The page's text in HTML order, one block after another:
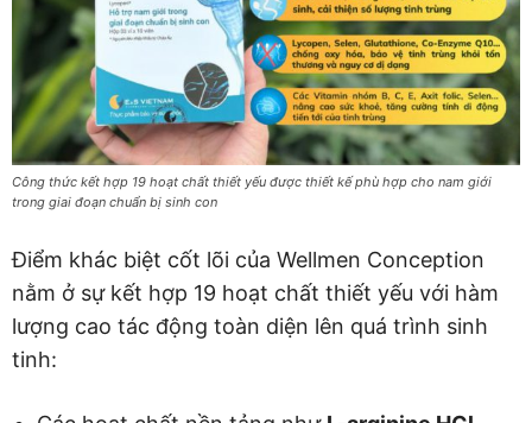
Công thức kết hợp 19 hoạt chất thiết yếu được thiết kế phù hợp cho nam giới
trong giai đoạn chuẩn bị sinh con
Điểm khác biệt cốt lõi của Wellmen Conception
nằm ở sự kết hợp 19 hoạt chất thiết yếu với hàm
lượng cao tác động toàn diện lên quá trình sinh
tinh: